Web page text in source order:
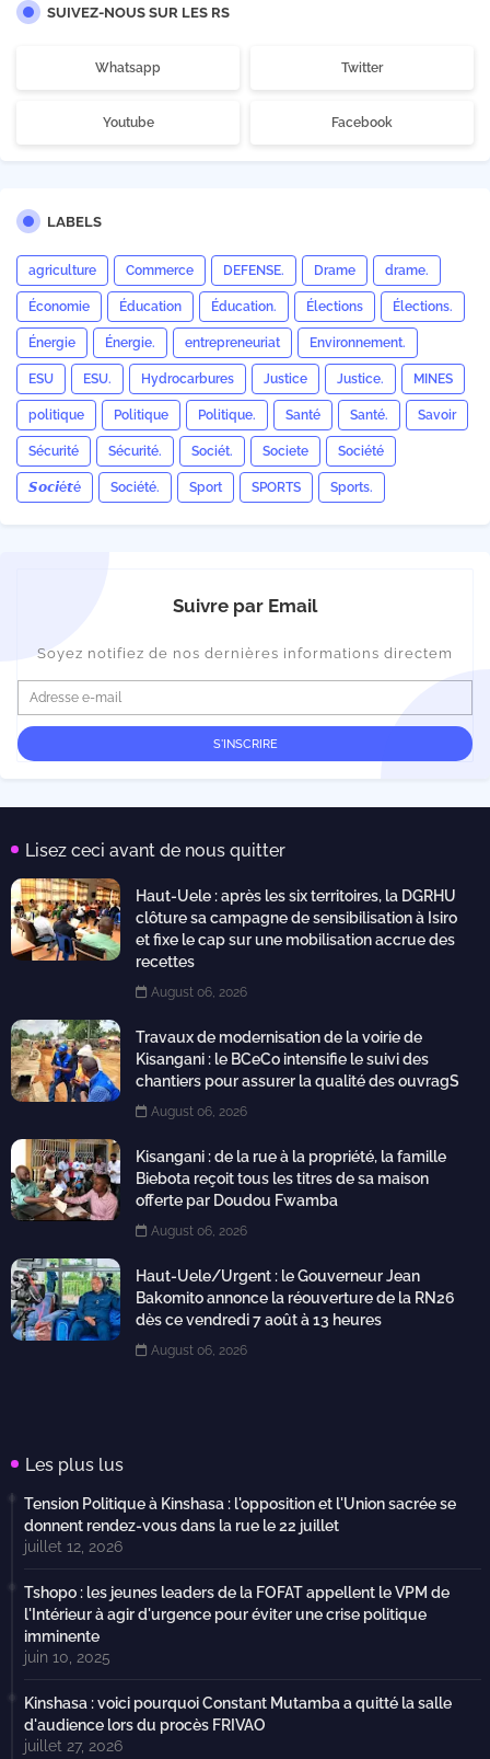
SUIVEZ-NOUS SUR LES RS
Whatsapp Twitter
Youtube Facebook
LABELS
agriculture Commerce DEFENSE. Drame drame.
Économie Éducation Éducation. Élections Élections.
Énergie Énergie. entrepreneuriat Environnement.
ESU ESU. Hydrocarbures Justice Justice. MINES
politique Politique Politique. Santé Santé. Savoir
Sécurité Sécurité. Sociét. Societe Société
𝙎𝙤𝙘𝙞é𝙩é Société. Sport SPORTS Sports.
Suivre par Email
Soyez notifiez de nos dernières informations directem
Lisez ceci avant de nous quitter
Haut-Uele : après les six territoires, la DGRHU
clôture sa campagne de sensibilisation à Isiro
et fixe le cap sur une mobilisation accrue des
recettes
August 06, 2026
Travaux de modernisation de la voirie de
Kisangani : le BCeCo intensifie le suivi des
chantiers pour assurer la qualité des ouvragS
August 06, 2026
Kisangani : de la rue à la propriété, la famille
Biebota reçoit tous les titres de sa maison
offerte par Doudou Fwamba
August 06, 2026
Haut-Uele/Urgent : le Gouverneur Jean
Bakomito annonce la réouverture de la RN26
dès ce vendredi 7 août à 13 heures
August 06, 2026
Les plus lus
Tension Politique à Kinshasa : l'opposition et l'Union sacrée se
donnent rendez-vous dans la rue le 22 juillet
juillet 12, 2026
Tshopo : les jeunes leaders de la FOFAT appellent le VPM de
l'Intérieur à agir d'urgence pour éviter une crise politique
imminente
juin 10, 2025
Kinshasa : voici pourquoi Constant Mutamba a quitté la salle
d'audience lors du procès FRIVAO
juillet 27, 2026